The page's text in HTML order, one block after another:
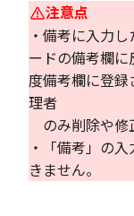
注意点
・備考に入力
ードの備考欄
度備考欄に登
理者
のみ削除や修
・「備考」の
きません。